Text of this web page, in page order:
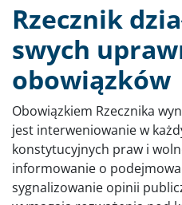
Rzecznik
swych
obowiązków
Obowiązkiem Rzecznika
jest interweniowanie w
konstytucyjnych praw i
informowanie o
sygnalizowanie opinii